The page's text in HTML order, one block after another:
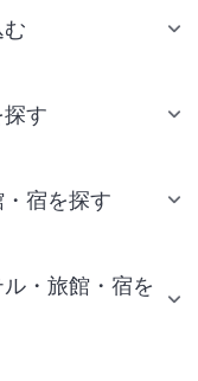
す
宿を探す
・旅館・宿を